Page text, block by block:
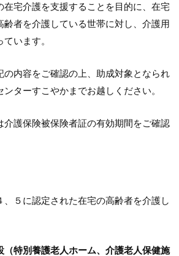
在宅介護を支援することを目的に、在宅
齢者を介護している世帯に対し、介護用
います。
の内容をご確認の上、助成対象となられ
ターすこやかまでお越しください。
介護保険被保険者証の有効期間をご確認
に認定された在宅の高齢者を介護し
特別養護老人ホーム、介護老人保健施